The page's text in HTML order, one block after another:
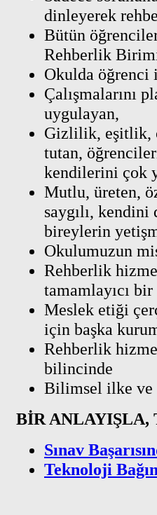
dinleyerek
Bütün
Rehberlik
Okulda
Çalışmalarını
uygulayan,
Gizlilik, eşitlik,
tutan,
kendilerini çok
Mutlu, üreten,
saygılı,
bireylerin
Okulumuzun
Rehberlik
tamamlayıcı
Meslek etiği
için başka
Rehberlik
bilincinde
Bilimsel ilke ve
BİR
Sınav
Teknoloji